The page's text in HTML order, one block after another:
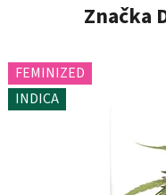
Značka
FEMINIZED
INDICA